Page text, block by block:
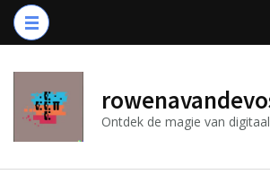
Ga
naar
(druk
Enter)
Ontdek de magie van